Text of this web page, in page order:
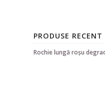
PRODUSE
Rochie lungă roșu